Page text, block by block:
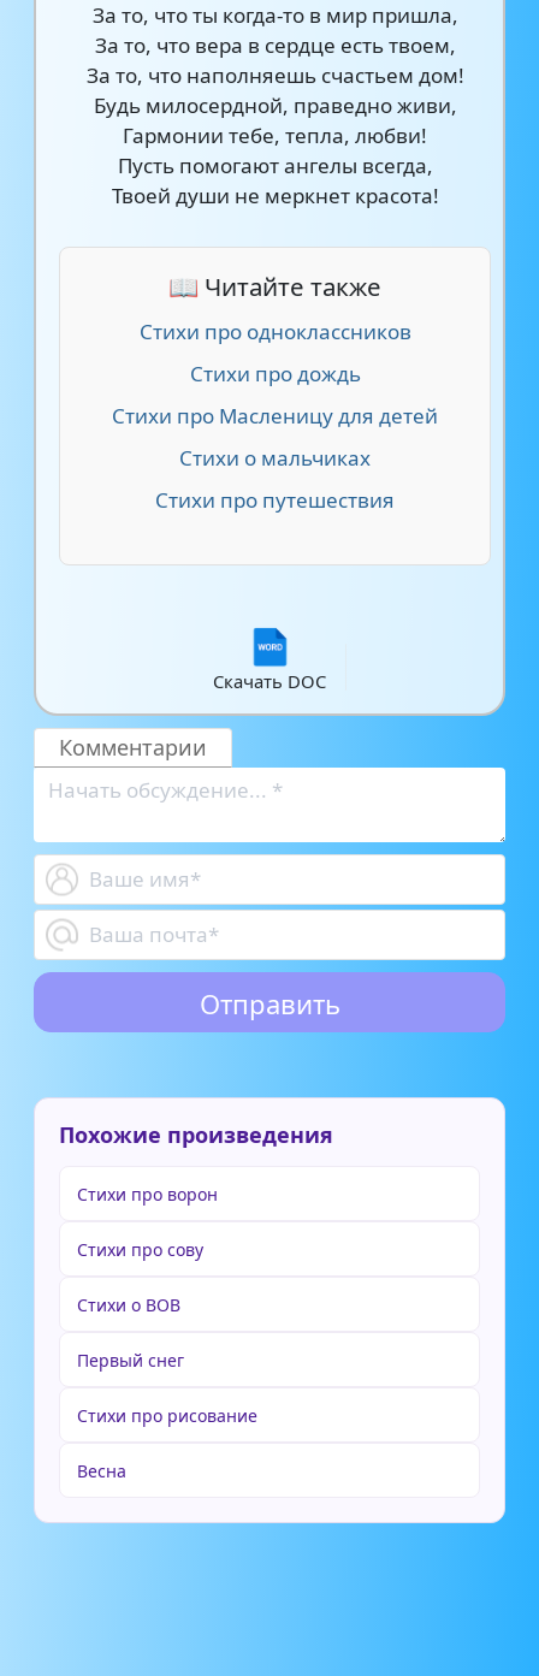
За то, что ты когда-то в мир пришла,
За то, что вера в сердце есть твоем,
За то, что наполняешь счастьем дом!
Будь милосердной, праведно живи,
Гармонии тебе, тепла, любви!
Пусть помогают ангелы всегда,
Твоей души не меркнет красота!
📖 Читайте также
Стихи про одноклассников
Стихи про дождь
Стихи про Масленицу для детей
Стихи о мальчиках
Стихи про путешествия
Скачать DOC
Комментарии
Похожие произведения
Стихи про ворон
Стихи про сову
Стихи о ВОВ
Первый снег
Стихи про рисование
Весна